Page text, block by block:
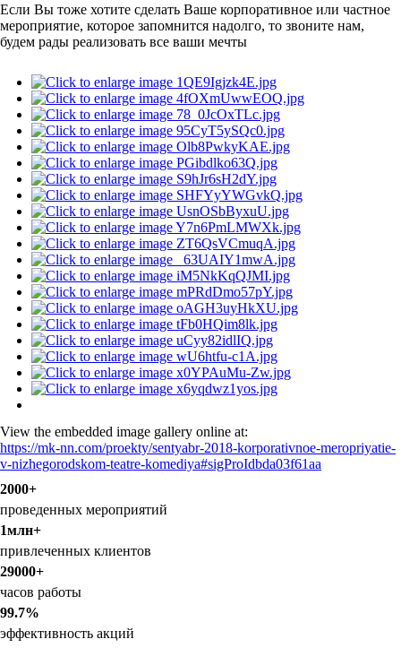
Если Вы тоже хотите сделать Ваше корпоративное или частное
мероприятие, которое запомнится надолго, то звоните нам,
будем рады реализовать все ваши мечты
View the embedded image gallery online at:
https://mk-nn.com/proekty/sentyabr-2018-korporativnoe-meropriyatie-
v-nizhegorodskom-teatre-komediya#sigProIdbda03f61aa
2000+
проведенных мероприятий
1млн+
привлеченных клиентов
29000+
часов работы
99.7%
эффективность акций